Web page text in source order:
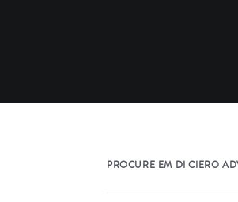
PROCURE EM DI CIERO